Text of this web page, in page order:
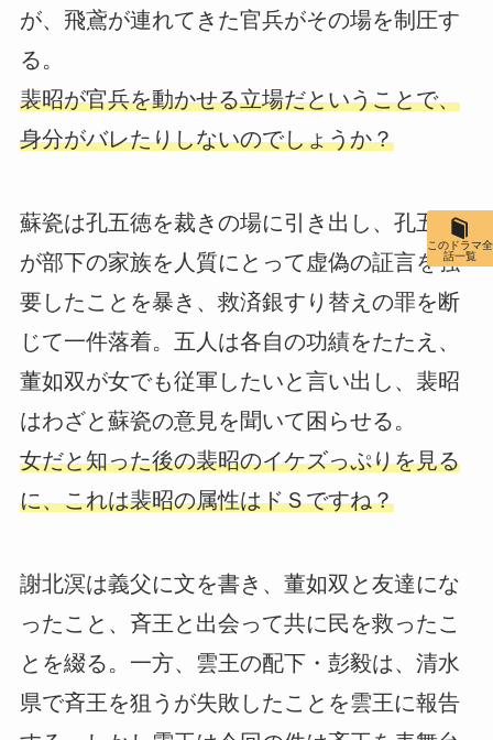
が、飛鳶が連れてきた官兵がその場を制圧す
る。
裴昭が官兵を動かせる立場だということで、
身分がバレたりしないのでしょうか？
蘇瓷は孔五徳を裁きの場に引き出し、孔五徳
が部下の家族を人質にとって虚偽の証言を強
要したことを暴き、救済銀すり替えの罪を断
じて一件落着。五人は各自の功績をたたえ、
董如双が女でも従軍したいと言い出し、裴昭
はわざと蘇瓷の意見を聞いて困らせる。
女だと知った後の裴昭のイケズっぷりを見る
に、これは裴昭の属性はドＳですね？
謝北溟は義父に文を書き、董如双と友達にな
ったこと、斉王と出会って共に民を救ったこ
とを綴る。一方、雲王の配下・彭毅は、清水
県で斉王を狙うが失敗したことを雲王に報告
このドラマ全
話一覧